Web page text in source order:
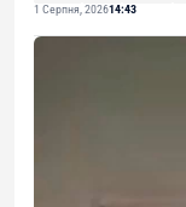
1 Серпня, 202614:43